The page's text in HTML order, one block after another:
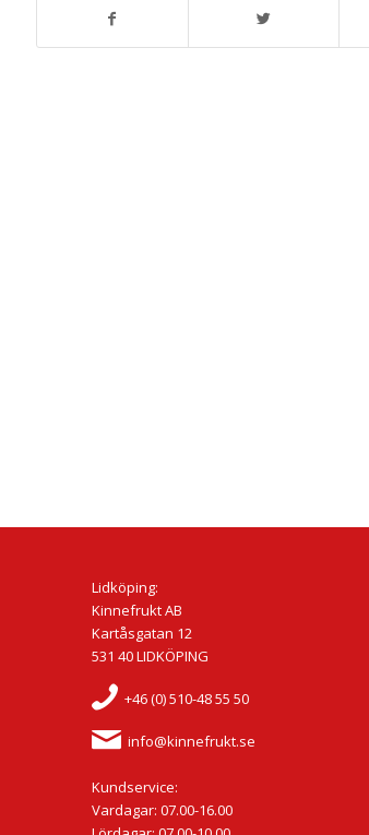
Lidköping:
Kinnefrukt AB
Kartåsgatan 12
531 40 LIDKÖPING
+46 (0) 510-48 55 50
info@kinnefrukt.se
Kundservice:
Vardagar: 07.00-16.00